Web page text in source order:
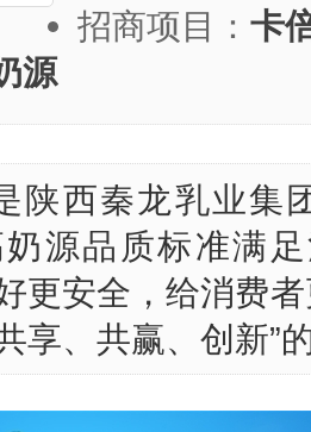
招商项目： 卡
源
陕西秦龙乳业集
奶源品质标准满
更安全，给消费
享、共赢、创新”